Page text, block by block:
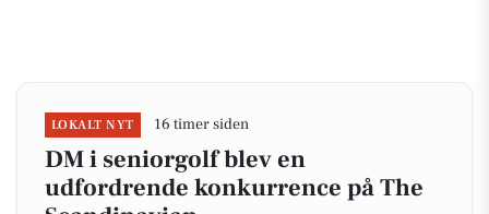
LOKALT NYT 16 timer siden
DM i seniorgolf blev en
udfordrende konkurrence på The